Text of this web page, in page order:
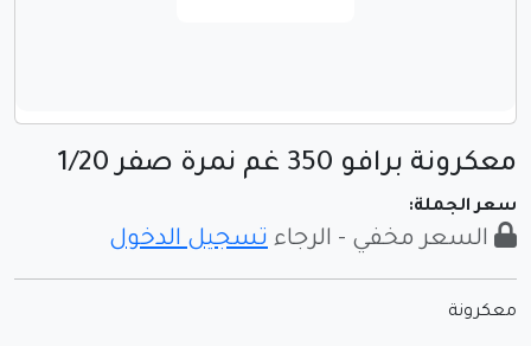
معكرونة برافو 350 غم نمرة صفر 1/20
سعر الجملة:
السعر مخفي - الرجاء تسجيل الدخول
معكرونة